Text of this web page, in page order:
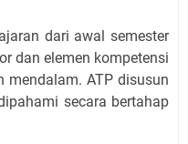
dari awal semester
dan elemen kompetensi
mendalam. ATP disusun
secara bertahap